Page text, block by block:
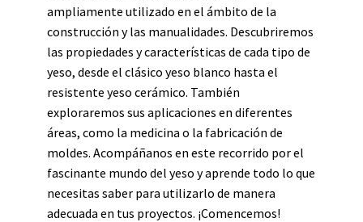
ampliamente utilizado en el ámbito de la
construcción y las manualidades. Descubriremos
las propiedades y características de cada tipo de
yeso, desde el clásico yeso blanco hasta el
resistente yeso cerámico. También
exploraremos sus aplicaciones en diferentes
áreas, como la medicina o la fabricación de
moldes. Acompáñanos en este recorrido por el
fascinante mundo del yeso y aprende todo lo que
necesitas saber para utilizarlo de manera
adecuada en tus proyectos. ¡Comencemos!